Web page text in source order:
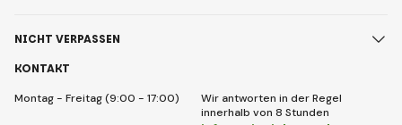
KONTAKT
Montag - Freitag (9:00 - 17:00)
Wir antworten in der Regel
innerhalb von 8 Stunden
NICHT VERPASSEN